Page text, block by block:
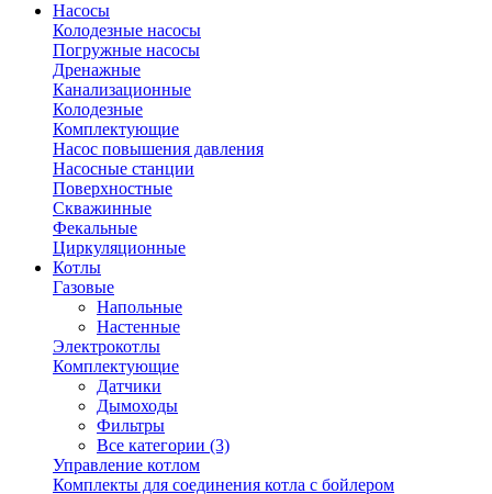
Насосы
Колодезные насосы
Погружные насосы
Дренажные
Канализационные
Колодезные
Комплектующие
Насос повышения давления
Насосные станции
Поверхностные
Скважинные
Фекальные
Циркуляционные
Котлы
Газовые
Напольные
Настенные
Электрокотлы
Комплектующие
Датчики
Дымоходы
Фильтры
Все категории (3)
Управление котлом
Комплекты для соединения котла с бойлером